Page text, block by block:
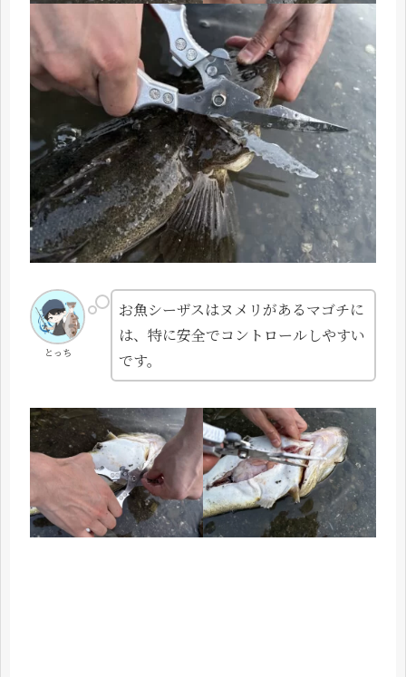
とっち
お魚シーザスはヌメリがあるマゴチに
は、特に安全でコントロールしやすい
です。